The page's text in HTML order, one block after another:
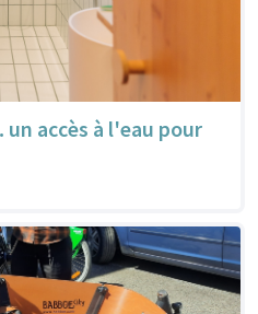
accès à l'eau pour